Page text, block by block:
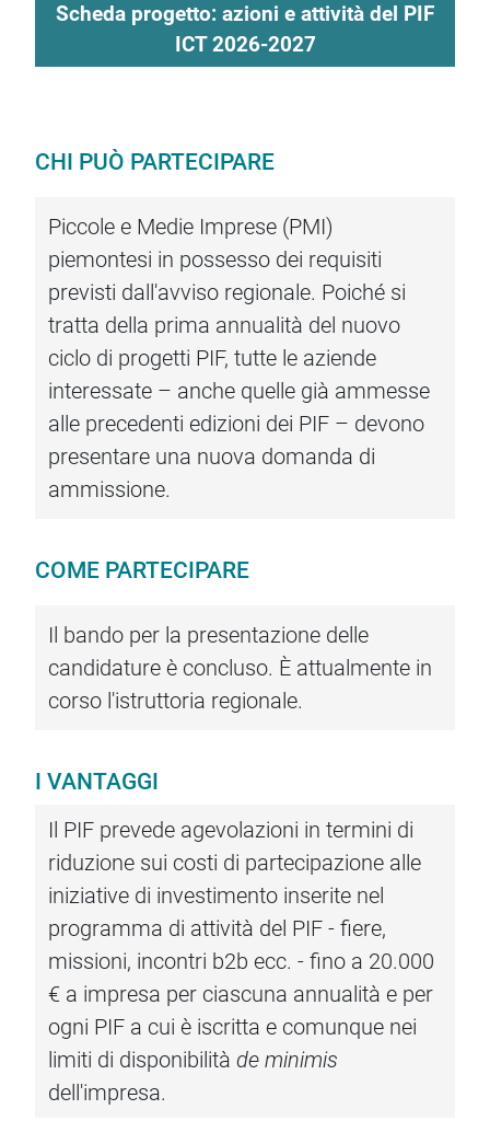
Scheda progetto: azioni e attività del PIF
ICT 2026-2027
CHI PUÒ PARTECIPARE
Piccole e Medie Imprese (PMI)
piemontesi in possesso dei requisiti
previsti dall'avviso regionale. Poiché si
tratta della prima annualità del nuovo
ciclo di progetti PIF, tutte le aziende
interessate – anche quelle già ammesse
alle precedenti edizioni dei PIF – devono
presentare una nuova domanda di
ammissione.
COME PARTECIPARE
Il bando per la presentazione delle
candidature è concluso. È attualmente in
corso l'istruttoria regionale.
I VANTAGGI
Il PIF prevede agevolazioni in termini di
riduzione sui costi di partecipazione alle
iniziative di investimento inserite nel
programma di attività del PIF - fiere,
missioni, incontri b2b ecc. - fino a 20.000
€ a impresa per ciascuna annualità e per
ogni PIF a cui è iscritta e comunque nei
limiti di disponibilità de minimis
dell'impresa.